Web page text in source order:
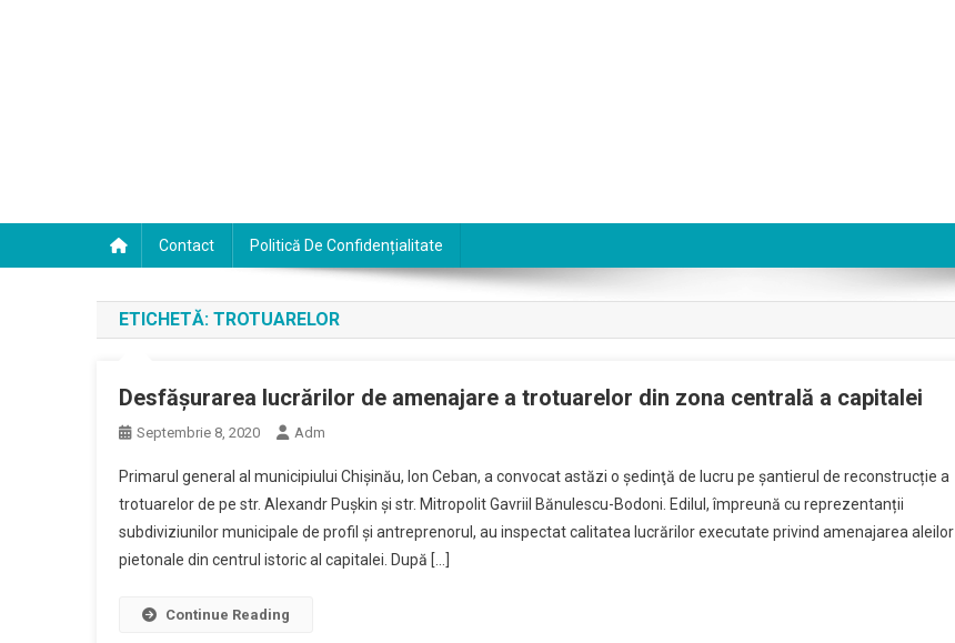
Contact Politică De Confidențialitate
ETICHETĂ: TROTUARELOR
Desfășurarea lucrărilor de amenajare a trotuarelor din zona centrală a capitalei
Septembrie 8, 2020 Adm
Primarul general al municipiului Chișinău, Ion Ceban, a convocat astăzi o şedinţă de lucru pe şantierul de reconstrucție a
trotuarelor de pe str. Alexandr Puşkin și str. Mitropolit Gavriil Bănulescu-Bodoni. Edilul, împreună cu reprezentanții
subdiviziunilor municipale de profil și antreprenorul, au inspectat calitatea lucrărilor executate privind amenajarea aleilor
pietonale din centrul istoric al capitalei. După […]
Continue Reading